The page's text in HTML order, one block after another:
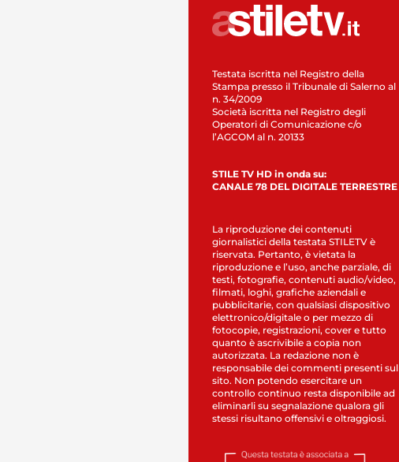
Testata iscritta nel Registro della
Stampa presso il Tribunale di Salerno al
n. 34/2009
Società iscritta nel Registro degli
Operatori di Comunicazione c/o
l’AGCOM al n. 20133
STILE TV HD in onda su:
CANALE 78 DEL DIGITALE TERRESTRE
La riproduzione dei contenuti
giornalistici della testata STILETV è
riservata. Pertanto, è vietata la
riproduzione e l’uso, anche parziale, di
testi, fotografie, contenuti audio/video,
filmati, loghi, grafiche aziendali e
pubblicitarie, con qualsiasi dispositivo
elettronico/digitale o per mezzo di
fotocopie, registrazioni, cover e tutto
quanto è ascrivibile a copia non
autorizzata. La redazione non è
responsabile dei commenti presenti sul
sito. Non potendo esercitare un
controllo continuo resta disponibile ad
eliminarli su segnalazione qualora gli
stessi risultano offensivi e oltraggiosi.